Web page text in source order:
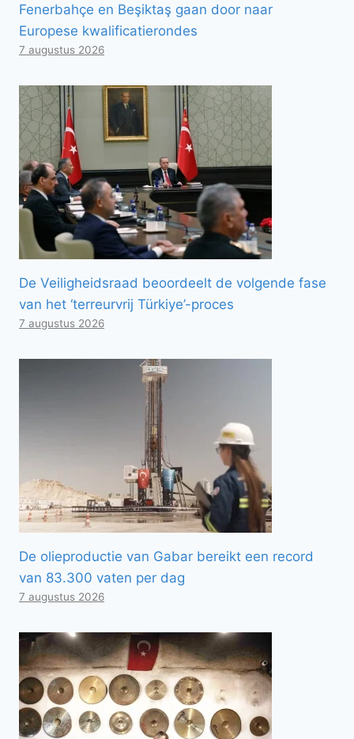
Fenerbahçe en Beşiktaş gaan door naar
Europese kwalificatierondes
7 augustus 2026
De Veiligheidsraad beoordeelt de volgende fase
van het ‘terreurvrij Türkiye’-proces
7 augustus 2026
De olieproductie van Gabar bereikt een record
van 83.300 vaten per dag
7 augustus 2026